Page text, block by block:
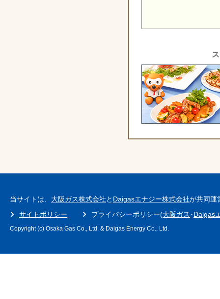
当サイトは、 大阪ガス株式会社と Daigasエナジー株式会社が共同運
サイトポリシー
プライバシーポリシー(大阪ガス ･Daigas
Copyright (c) Osaka Gas Co., Ltd. & Daigas Energy Co., Ltd.